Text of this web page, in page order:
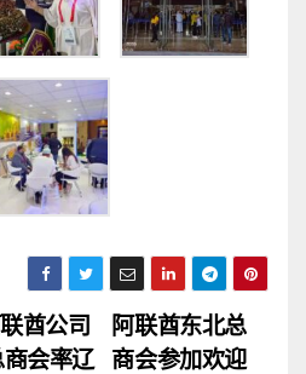
阿联酋东北总
商会参加欢迎
酋公司
会率辽